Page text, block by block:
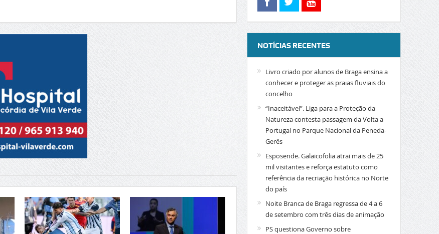
NOTÍCIAS RECENTES
Livro criado por alunos de Braga ensina a
conhecer e proteger as praias fluviais do
concelho
“Inaceitável”. Liga para a Proteção da
Natureza contesta passagem da Volta a
Portugal no Parque Nacional da Peneda-
Gerês
Esposende. Galaicofolia atrai mais de 25
mil visitantes e reforça estatuto como
referência da recriação histórica no Norte
do país
Noite Branca de Braga regressa de 4 a 6
de setembro com três dias de animação
PS questiona Governo sobre